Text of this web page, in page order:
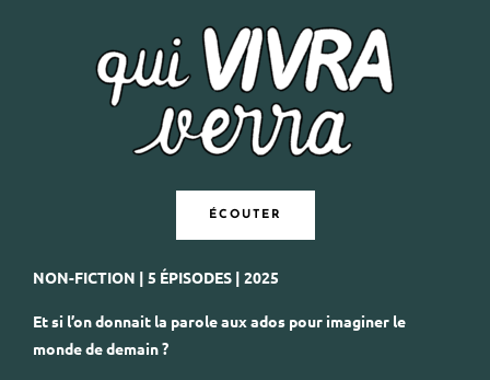
ÉCOUTER
NON-FICTION | 5 ÉPISODES | 2025
Et si l’on donnait la parole aux ados pour imaginer le
monde de demain ?